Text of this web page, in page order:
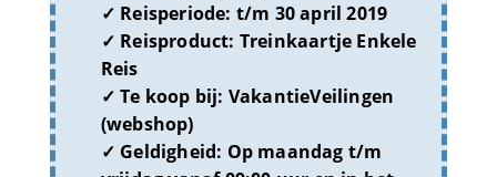
Reisperiode: t/m 30 april 2019
Reisproduct: Treinkaartje Enkele
Reis
Te koop bij: VakantieVeilingen
(webshop)
Geldigheid: Op maandag t/m